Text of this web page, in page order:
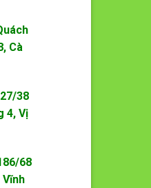
Cà
38
4, Vị
68